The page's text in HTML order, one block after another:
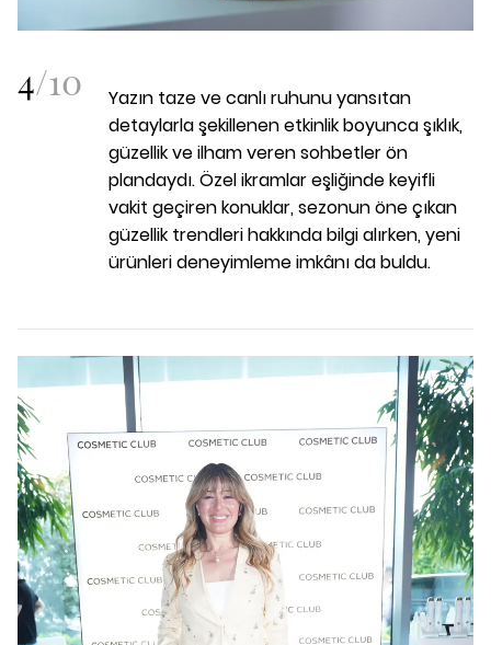
4/10
Yazın taze ve canlı ruhunu yansıtan
detaylarla şekillenen etkinlik boyunca şıklık,
güzellik ve ilham veren sohbetler ön
plandaydı. Özel ikramlar eşliğinde keyifli
vakit geçiren konuklar, sezonun öne çıkan
güzellik trendleri hakkında bilgi alırken, yeni
ürünleri deneyimleme imkânı da buldu.